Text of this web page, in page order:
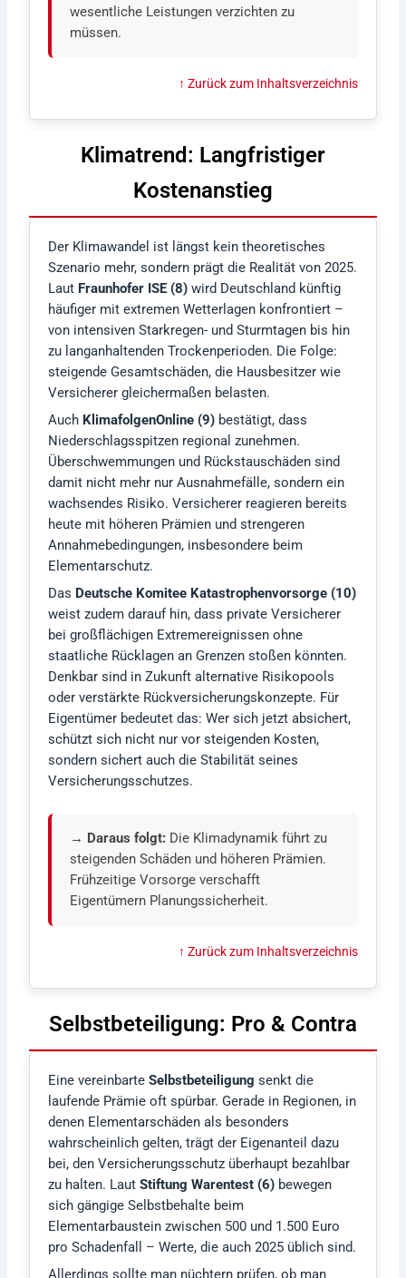
wesentliche Leistungen verzichten zu
müssen.
↑ Zurück zum Inhaltsverzeichnis
Klimatrend: Langfristiger
Kostenanstieg
Der Klimawandel ist längst kein theoretisches
Szenario mehr, sondern prägt die Realität von 2025.
Laut Fraunhofer ISE (8) wird Deutschland künftig
häufiger mit extremen Wetterlagen konfrontiert –
von intensiven Starkregen- und Sturmtagen bis hin
zu langanhaltenden Trockenperioden. Die Folge:
steigende Gesamtschäden, die Hausbesitzer wie
Versicherer gleichermaßen belasten.
Auch KlimafolgenOnline (9) bestätigt, dass
Niederschlagsspitzen regional zunehmen.
Überschwemmungen und Rückstauschäden sind
damit nicht mehr nur Ausnahmefälle, sondern ein
wachsendes Risiko. Versicherer reagieren bereits
heute mit höheren Prämien und strengeren
Annahmebedingungen, insbesondere beim
Elementarschutz.
Das Deutsche Komitee Katastrophenvorsorge (10)
weist zudem darauf hin, dass private Versicherer
bei großflächigen Extremereignissen ohne
staatliche Rücklagen an Grenzen stoßen könnten.
Denkbar sind in Zukunft alternative Risikopools
oder verstärkte Rückversicherungskonzepte. Für
Eigentümer bedeutet das: Wer sich jetzt absichert,
schützt sich nicht nur vor steigenden Kosten,
sondern sichert auch die Stabilität seines
Versicherungsschutzes.
→ Daraus folgt: Die Klimadynamik führt zu
steigenden Schäden und höheren Prämien.
Frühzeitige Vorsorge verschafft
Eigentümern Planungssicherheit.
↑ Zurück zum Inhaltsverzeichnis
Selbstbeteiligung: Pro & Contra
Eine vereinbarteSelbstbeteiligung senkt die
laufende Prämie oft spürbar. Gerade in Regionen, in
denen Elementarschäden als besonders
wahrscheinlich gelten, trägt der Eigenanteil dazu
bei, den Versicherungsschutz überhaupt bezahlbar
zu halten. LautStiftung Warentest (6) bewegen
sich gängige Selbstbehalte beim
Elementarbaustein zwischen 500 und 1.500 Euro
pro Schadenfall – Werte, die auch 2025 üblich sind.
Allerdings sollte man nüchtern prüfen, ob man